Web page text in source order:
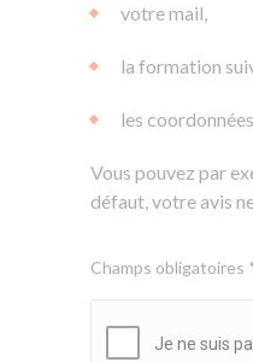
votre mail,
la formation
les
Vous pouvez par
défaut, votre avis
Champs obligatoires